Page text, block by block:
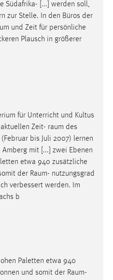
Südafrika- [...] werden soll,
zur Stelle. In den Büros der
und Zeit für persönliche
Plausch in größerer
für Unterricht und Kultus
Zeit- raum des
bis Juli 2007) lernen
mit [...] zwei Ebenen
etwa 940 zusätzliche
der Raum- nutzungsgrad
verbessert werden. Im
b
Paletten etwa 940
und somit der Raum-